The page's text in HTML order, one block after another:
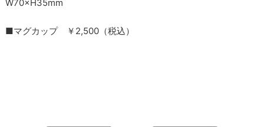
W70×H35mm
■マグカップ ￥2,500（税込）